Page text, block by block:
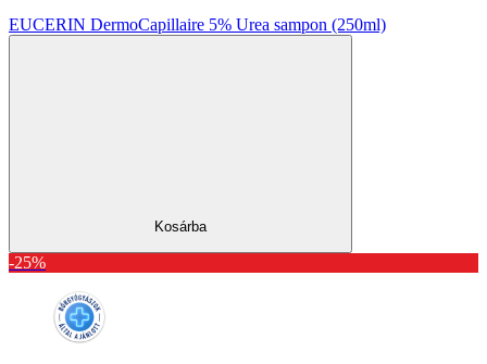
EUCERIN DermoCapillaire 5% Urea sampon (250ml)
Kosárba
-25%